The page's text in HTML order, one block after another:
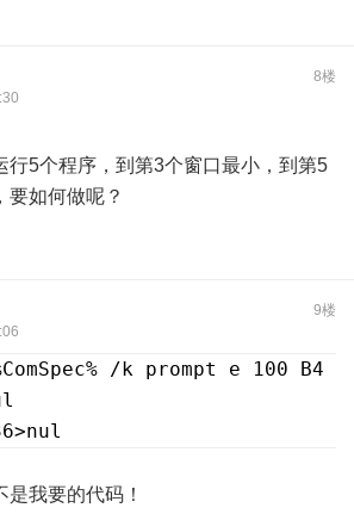
8楼
行5个程序，到第3个窗口最小，到第5
要如何做呢？
9楼
/k prompt e 100 B4
我要的代码！